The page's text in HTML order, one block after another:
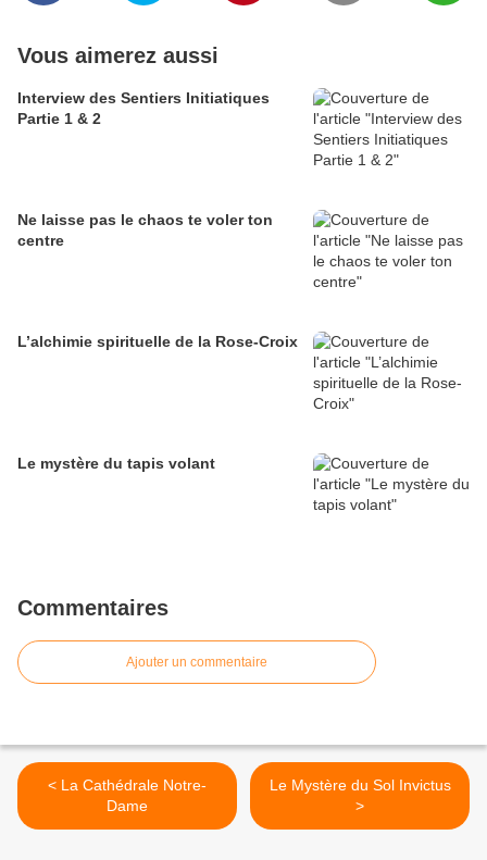
Vous aimerez aussi
Interview des Sentiers Initiatiques
Partie 1 & 2
Ne laisse pas le chaos te voler ton
centre
L’alchimie spirituelle de la Rose-Croix
Le mystère du tapis volant
Commentaires
Ajouter un commentaire
< La Cathédrale Notre-
Dame
Le Mystère du Sol Invictus
>